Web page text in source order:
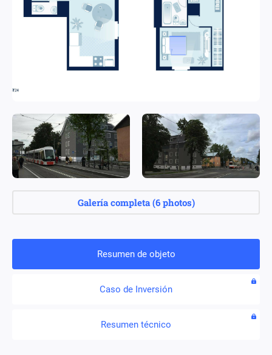
Galería completa (6 photos)
Resumen de objeto
Caso de Inversión
Resumen técnico